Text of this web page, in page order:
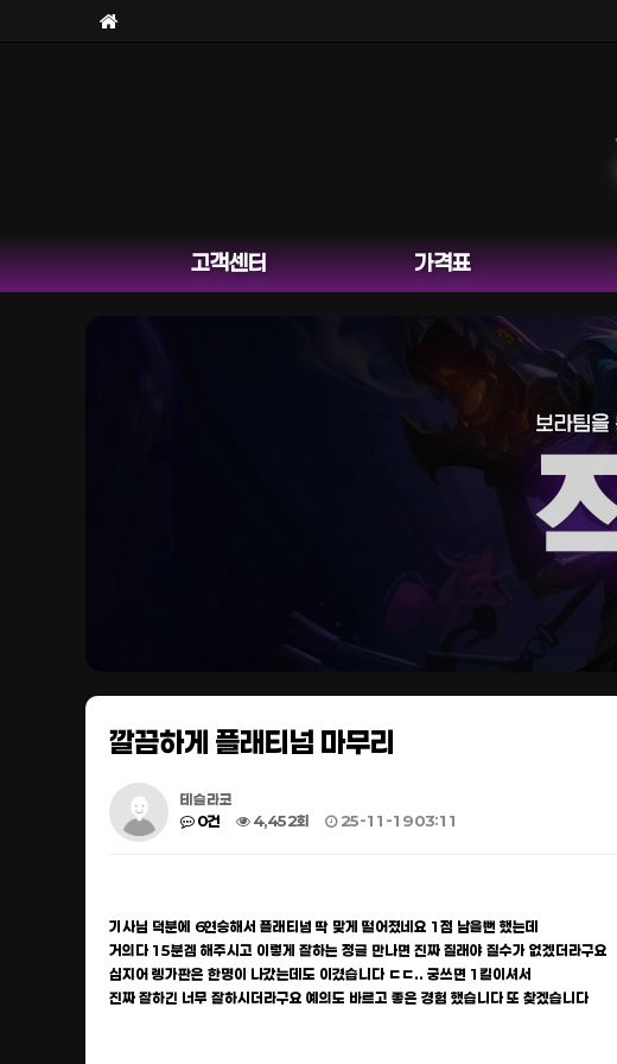
고객센터 가격표
깔끔하게 플래티넘 마무리
테슬라코
0건
4,452회 25-11-19 03:11
기사님 덕분에 6연승해서 플래티넘 딱 맞게 떨어졌네요 1점 남을뻔 했는데
거의다 15분겜 해주시고 이렇게 잘하는 정글 만나면 진짜 질래야 질수가 없겠더라구요
심지어 렝가판은 한명이 나갔는데도 이겼습니다 ㄷㄷ.. 궁쓰면 1킬이셔서
진짜 잘하긴 너무 잘하시더라구요 예의도 바르고 좋은 경험 했습니다 또 찾겠습니다